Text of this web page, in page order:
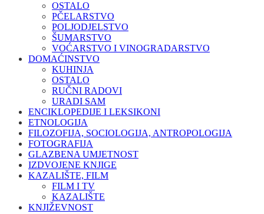
OSTALO
PČELARSTVO
POLJODJELSTVO
ŠUMARSTVO
VOĆARSTVO I VINOGRADARSTVO
DOMAĆINSTVO
KUHINJA
OSTALO
RUČNI RADOVI
URADI SAM
ENCIKLOPEDIJE I LEKSIKONI
ETNOLOGIJA
FILOZOFIJA, SOCIOLOGIJA, ANTROPOLOGIJA
FOTOGRAFIJA
GLAZBENA UMJETNOST
IZDVOJENE KNJIGE
KAZALIŠTE, FILM
FILM I TV
KAZALIŠTE
KNJIŽEVNOST